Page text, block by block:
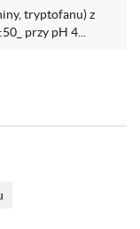
tryptofanu) z
przy pH 4...